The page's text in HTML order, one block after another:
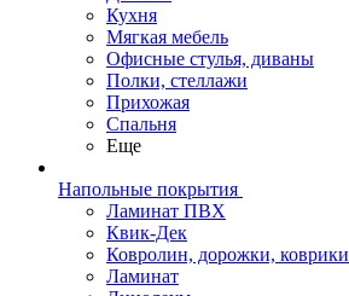
Кухня
Мягкая мебель
Офисные стулья, диваны
Полки, стеллажи
Прихожая
Спальня
Еще
Напольные покрытия
Ламинат ПВХ
Квик-Дек
Ковролин, дорожки, коврики
Ламинат